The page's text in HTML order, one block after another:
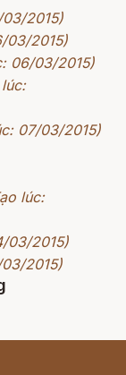
2015)
03/2015)
06/03/2015)
07/03/2015)
lúc:
03/2015)
2015)